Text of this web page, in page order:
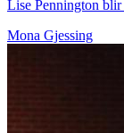
Lise Pennington
Mona Gjessing